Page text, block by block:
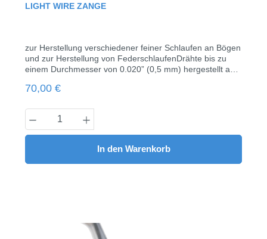
LIGHT WIRE ZANGE
zur Herstellung verschiedener feiner Schlaufen an Bögen
und zur Herstellung von FederschlaufenDrähte bis zu
einem Durchmesser von 0.020” (0,5 mm) hergestellt aus
Regulärer Preis:
70,00 €
Produkt Anzahl: Gib den gewünschten
In den Warenkorb